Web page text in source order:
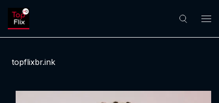
topflixbr.ink